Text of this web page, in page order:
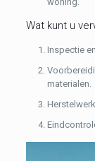
Wat kunt u
Inspectie
materialen.